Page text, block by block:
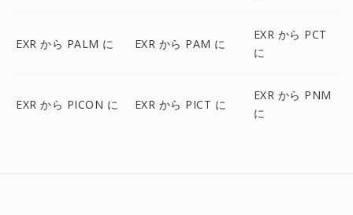
EXR から PALM に EXR から PAM に
EXR から PCT
に
EXR から PICON に EXR から PICT に
EXR から PNM
に